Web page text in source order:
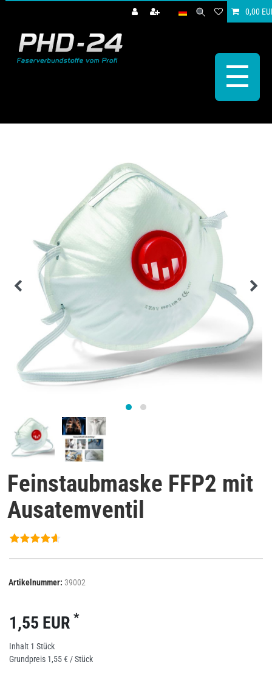
0,00
☰
Feinstaubmaske FFP2 mit
Ausatemventil
Artikelnummer: 39002
1,55 EUR *
Inhalt 1 Stück
Grundpreis 1,55 € / Stück